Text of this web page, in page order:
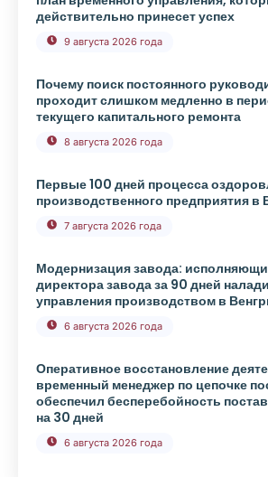
действительно принесет успех
9 августа 2026 года
Почему поиск постоянного
проходит слишком медленно в
текущего капитального ремонта
8 августа 2026 года
Первые 100 дней процесса
производственного предприятия в
7 августа 2026 года
Модернизация завода:
директора завода за 90 дней
управления производством в
6 августа 2026 года
Оперативное восстановление
временный менеджер по цепочке
обеспечил бесперебойность
на 30 дней
6 августа 2026 года